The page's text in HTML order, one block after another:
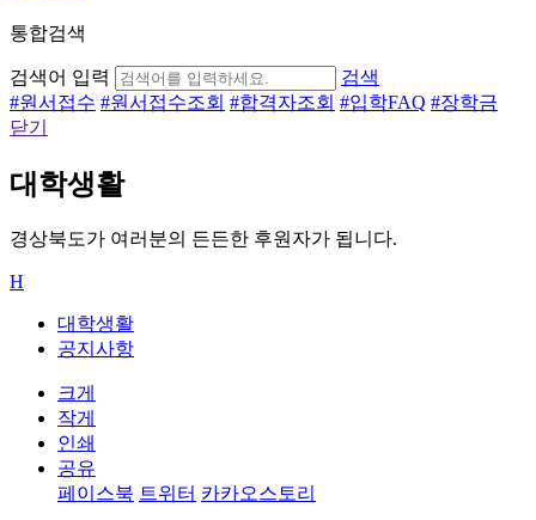
통합검색
검색어 입력
검색
#원서접수 #원서접수조회 #합격자조회 #입학FAQ #장학금
닫기
대학생활
경상북도가 여러분의 든든한 후원자가 됩니다.
H
대학생활
공지사항
크게
작게
인쇄
공유
페이스북 트위터 카카오스토리